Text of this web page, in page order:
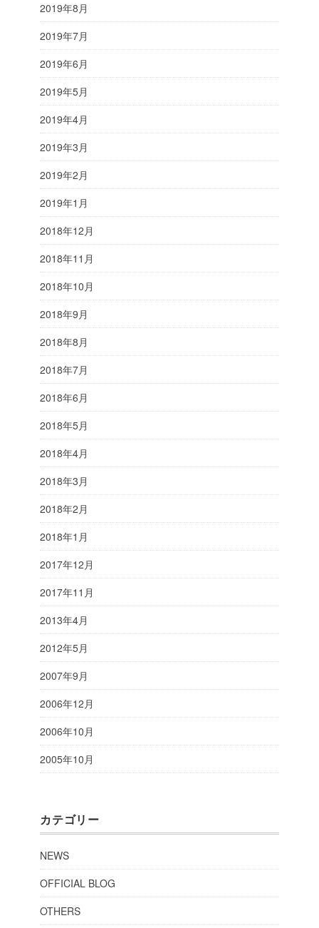
2019年8月
2019年7月
2019年6月
2019年5月
2019年4月
2019年3月
2019年2月
2019年1月
2018年12月
2018年11月
2018年10月
2018年9月
2018年8月
2018年7月
2018年6月
2018年5月
2018年4月
2018年3月
2018年2月
2018年1月
2017年12月
2017年11月
2013年4月
2012年5月
2007年9月
2006年12月
2006年10月
2005年10月
カテゴリー
NEWS
OFFICIAL BLOG
OTHERS